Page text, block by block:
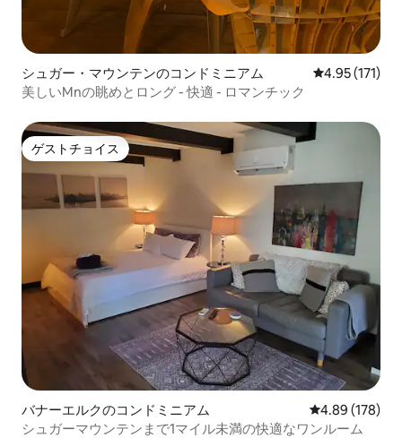
シュガー・マウンテンのコンドミニアム レビュー171
4.95 (171)
美しいMnの眺めとロング - 快適 - ロマンチック
ゲストチョイス
ゲストチョイス
バナーエルクのコンドミニアム レビュー178
4.89 (178)
シュガーマウンテンまで1マイル未満の快適なワンルーム